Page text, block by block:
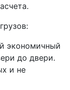
экономичный
до двери.
и не